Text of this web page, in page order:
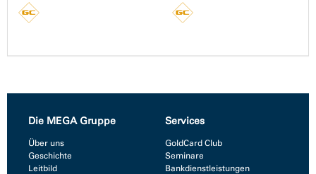
Die MEGA Gruppe
Über uns
Geschichte
Leitbild
Services
GoldCard Club
Seminare
Bankdienstleistungen